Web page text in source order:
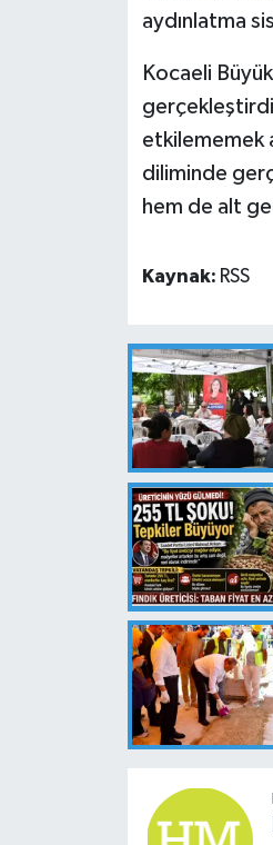
aydınlatma
Kocaeli
etkilememek
diliminde
hem de alt
Kaynak: RSS